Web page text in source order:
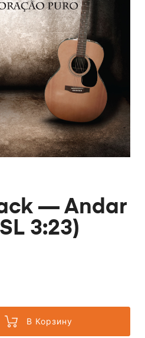
— Andar
3:23)
В Корзину